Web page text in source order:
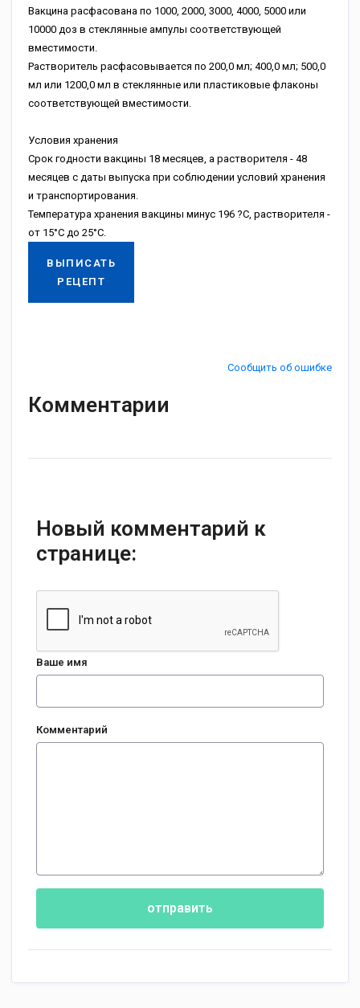
Вакцина расфасована по 1000, 2000, 3000, 4000, 5000 или
10000 доз в стеклянные ампулы соответствующей
вместимости.
Растворитель расфасовывается по 200,0 мл; 400,0 мл; 500,0
мл или 1200,0 мл в стеклянные или пластиковые флаконы
соответствующей вместимости.
Условия хранения
Срок годности вакцины 18 месяцев, а растворителя - 48
месяцев с даты выпуска при соблюдении условий хранения
и транспортирования.
Температура хранения вакцины минус 196 ?С, растворителя -
от 15°С до 25°С.
ВЫПИСАТЬ
РЕЦЕПТ
Сообщить об ошибке
Комментарии
Новый комментарий к
странице:
Ваше имя
Комментарий
отправить